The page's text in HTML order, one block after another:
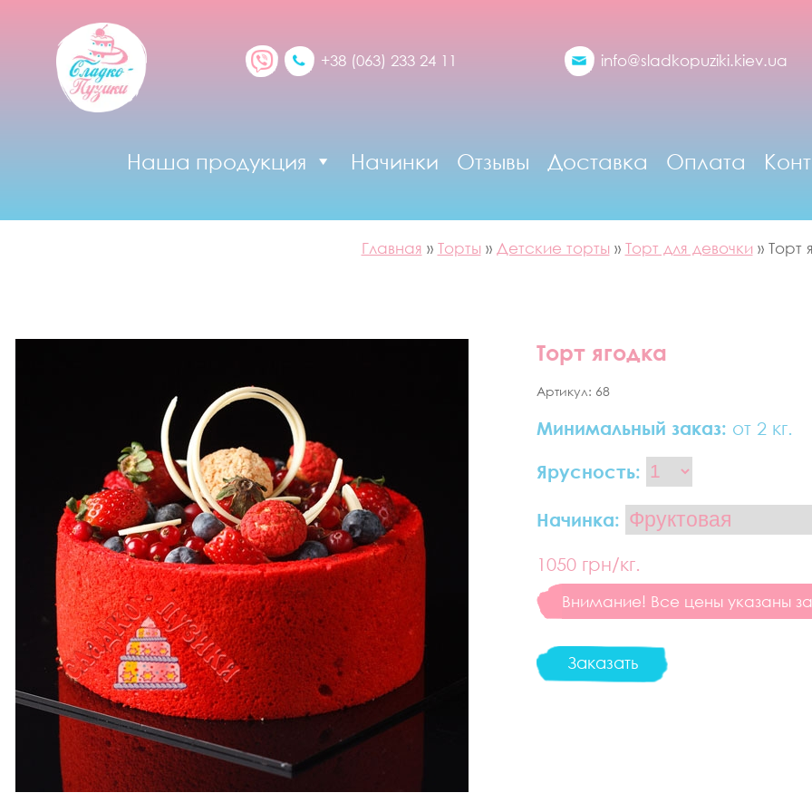
+38 (063) 233 24 11 info@sladkopuziki.kiev.ua
Наша продукция Начинки Отзывы Доставка Оплата
Главная » Торты » Детские торты » Торт для девочки » Торт
Торт ягодка
Артикул: 68
Минимальный заказ: от 2 кг.
Ярусность:
Начинка:
1050 грн/кг.
Внимание! Все цены указаны за
Заказать